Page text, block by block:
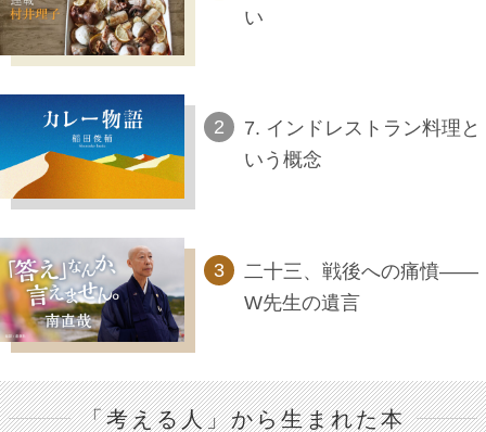
い
7. インドレストラン料理と
いう概念
二十三、戦後への痛憤――
W先生の遺言
「考える人」から生まれた本